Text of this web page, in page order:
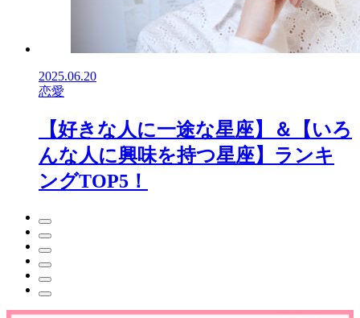
2025.06.20
恋愛
【好きな人に一途な星座】＆【いろ
んな人に興味を持つ星座】ランキ
ングTOP5！